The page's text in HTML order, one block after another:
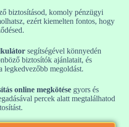
biztosításod, komoly pénzügyi
ezért kiemelten fontos, hogy
segítségével könnyedén
biztosítók ajánlatait, és
legkedvezőbb megoldást.
online megkötésegyors és
percek alatt megtalálhatod